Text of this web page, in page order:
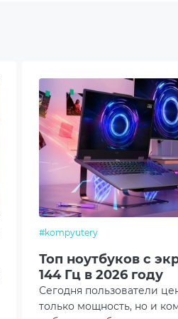
#kompyutery
Топ ноутбуков с
144 Гц в 2026 году
Сегодня пользователи
только мощность, но и